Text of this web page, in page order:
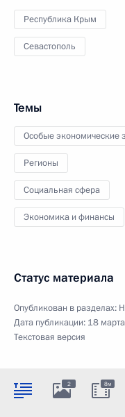
Республика Крым
Севастополь
Темы
Особые экономические
Регионы
Социальная сфера
Экономика и финансы
Статус материала
Опубликован в разделах:
Дата публикации: 18
Текстовая версия
2 8м